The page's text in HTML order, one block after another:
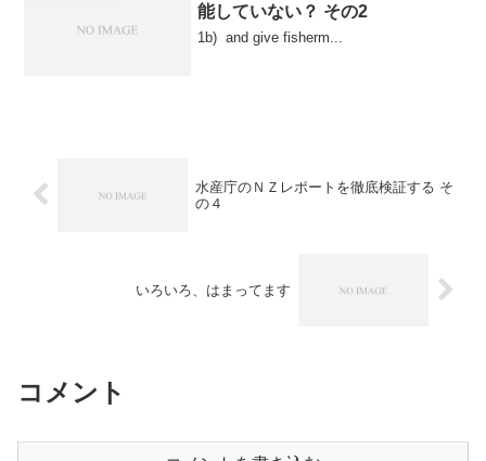
能していない？ その2
1b) and give fisherm...
水産庁のＮＺレポートを徹底検証する そ
の４
いろいろ、はまってます
コメント